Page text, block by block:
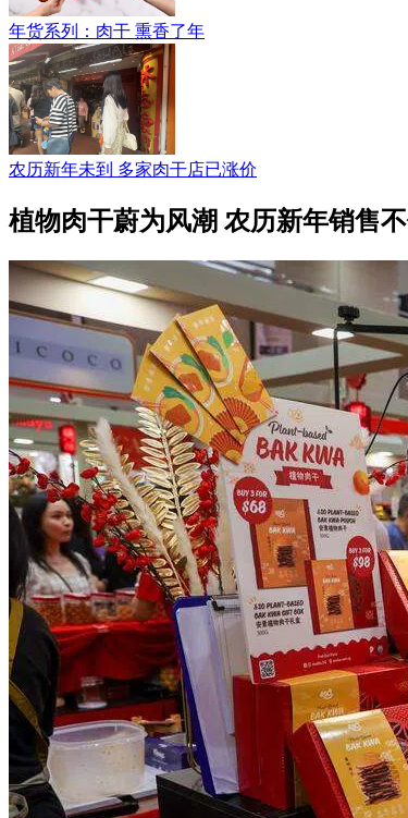
年货系列：肉干 熏香了年
农历新年未到 多家肉干店已涨价
植物肉干蔚为风潮 农历新年销售